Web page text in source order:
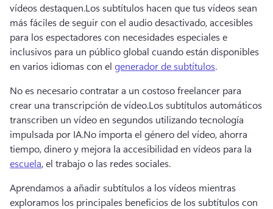
vídeos destaquen.Los subtítulos hacen que tus vídeos sean
más fáciles de seguir con el audio desactivado, accesibles
para los espectadores con necesidades especiales e
inclusivos para un público global cuando están disponibles
en varios idiomas con el generador de subtítulos.
No es necesario contratar a un costoso freelancer para
crear una transcripción de vídeo.Los subtítulos automáticos
transcriben un vídeo en segundos utilizando tecnología
impulsada por IA.No importa el género del vídeo, ahorra
tiempo, dinero y mejora la accesibilidad en vídeos para la
escuela, el trabajo o las redes sociales.
Aprendamos a añadir subtítulos a los vídeos mientras
exploramos los principales beneficios de los subtítulos con